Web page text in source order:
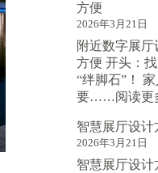
方便
2026年3月21日
附近数字展
方便 开头：
“绊脚石”！
要……阅读更
智慧展厅设
2026年3月21日
智慧展厅设